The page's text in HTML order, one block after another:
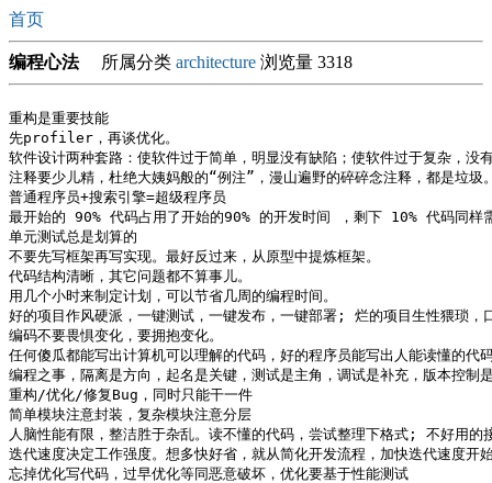
首页
编程心法所属分类 architecture 浏览量 3318
重构是重要技能
先profiler，再谈优化。
软件设计两种套路：使软件过于简单，明显没有缺陷；使软件过于复杂，没
注释要少儿精，杜绝大姨妈般的“例注”，漫山遍野的碎碎念注释，都是垃圾
普通程序员+搜索引擎=超级程序员
最开始的 90% 代码占用了开始的90% 的开发时间 ，剩下 10% 代码同样
单元测试总是划算的
不要先写框架再写实现。最好反过来，从原型中提炼框架。
代码结构清晰，其它问题都不算事儿。
用几个小时来制定计划，可以节省几周的编程时间。
好的项目作风硬派，一键测试，一键发布，一键部署; 烂的项目生性猥琐，
编码不要畏惧变化，要拥抱变化。
任何傻瓜都能写出计算机可以理解的代码，好的程序员能写出人能读懂的代
编程之事，隔离是方向，起名是关键，测试是主角，调试是补充，版本控制
重构/优化/修复Bug，同时只能干一件
简单模块注意封装，复杂模块注意分层
人脑性能有限，整洁胜于杂乱。读不懂的代码，尝试整理下格式; 不好用的
迭代速度决定工作强度。想多快好省，就从简化开发流程，加快迭代速度开
忘掉优化写代码，过早优化等同恶意破坏，优化要基于性能测试